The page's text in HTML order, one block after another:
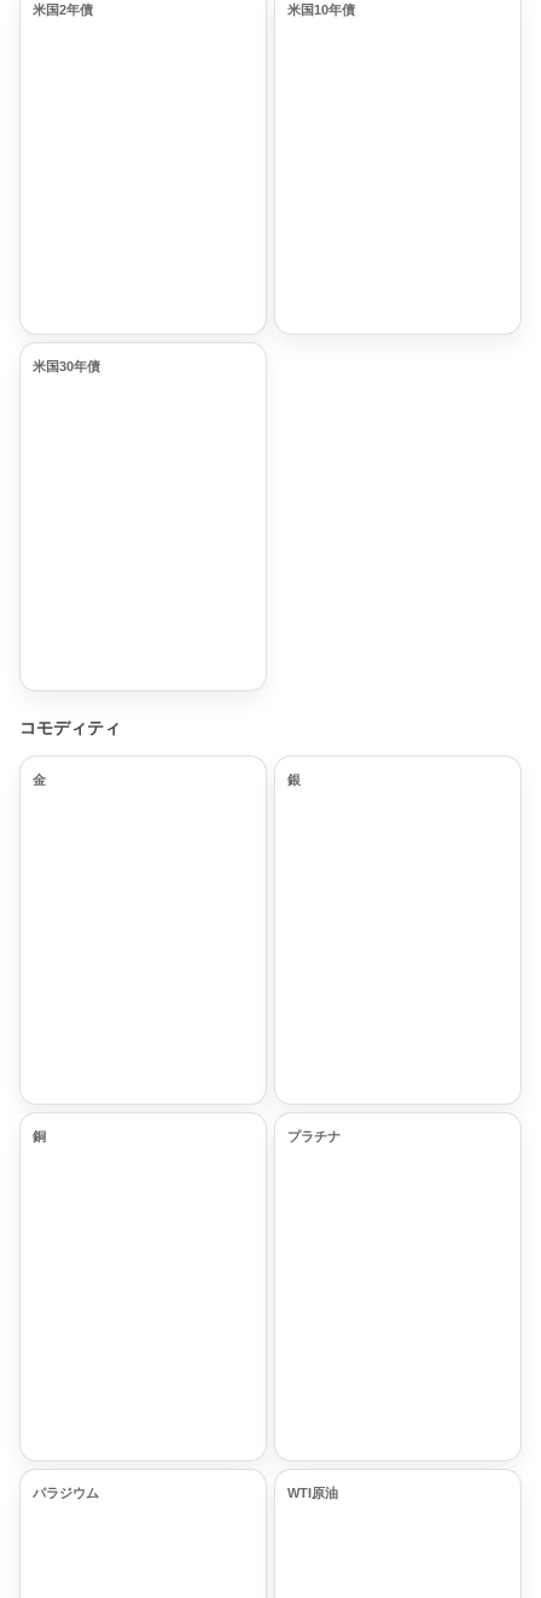
米国2年債 米国10年債
米国30年債
コモディティ
金 銀
銅 プラチナ
パラジウム WTI原油